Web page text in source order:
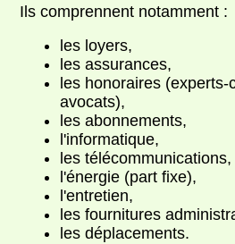
Ils comprennent notamment :
les loyers,
les assurances,
les honoraires (experts-
avocats),
les abonnements,
l'informatique,
les télécommunications,
l'énergie (part fixe),
l'entretien,
les fournitures
les déplacements.